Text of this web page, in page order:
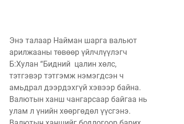
Энэ талаар Найман шарга вальют
арилжааны төвөөр үйлчлүүлэгч
Б:Хулан “Бидний цалин хөлс,
тэтгэвэр тэтгэмж нэмэгдсэн ч
амьдрал дээрдэхгүй хэвээр байна.
Валютын ханш чангарсаар байгаа нь
улам л үнийн хөөргөдөл үүсгэнэ.